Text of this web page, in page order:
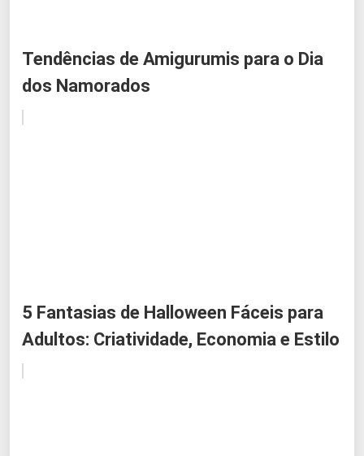
Tendências de Amigurumis para o Dia
dos Namorados
5 Fantasias de Halloween Fáceis para
Adultos: Criatividade, Economia e Estilo